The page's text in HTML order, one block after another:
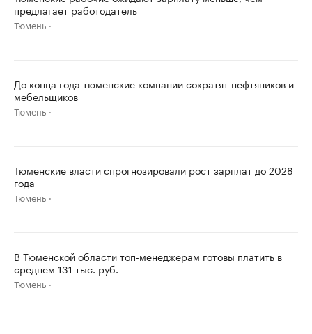
предлагает работодатель
Тюмень
До конца года тюменские компании сократят нефтяников и
мебельщиков
Тюмень
Тюменские власти спрогнозировали рост зарплат до 2028
года
Тюмень
В Тюменской области топ-менеджерам готовы платить в
среднем 131 тыс. руб.
Тюмень